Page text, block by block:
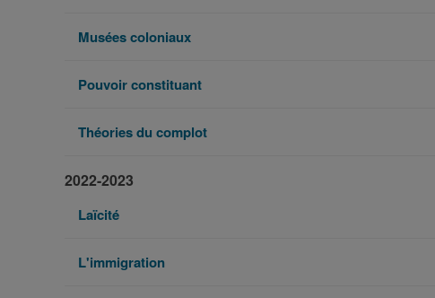
Musées coloniaux
Pouvoir constituant
Théories du complot
2022-2023
Laïcité
L'immigration